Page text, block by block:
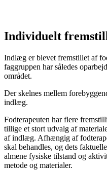
Individuelt
Indlæg er blevet fremstillet af
faggruppen har således
området.
Der skelnes mellem
indlæg.
Fodterapeuten har flere
tillige et stort udvalg af
af indlæg. Afhængig af
skal behandles, og dets
almene fysiske tilstand og
metode og materialer.